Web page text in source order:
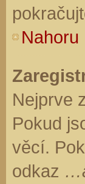
Nahoru
Nejprve
Pokud
věcí.
odkaz